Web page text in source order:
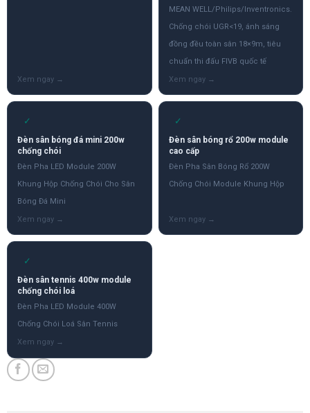
MEAN WELL/Philips/Inventronics.
Chống chói UGR<19, ánh sáng
đồng đều toàn sân 18×9m, tiêu
chuẩn thi đấu FIVB quốc tế
✓
Đèn sân bóng đá mini 200w
chống chói
Đèn Pha LED Module 200W
Khung Hộp Chống Chói Cho Sân
Bóng Đá Mini
✓
Đèn sân bóng rổ 200w module
cao cấp
Đèn Pha Sân Bóng Rổ 200W
Chống Chói Module Khung Hộp
✓
Đèn sân tennis 400w module
chống chói loá
Đèn Pha LED Module 400W
Chống Chói Loá Sân Tennis